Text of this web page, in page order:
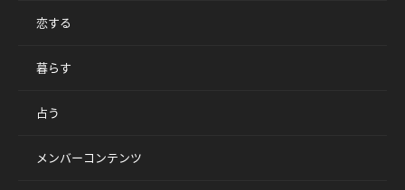
恋する
暮らす
占う
メンバーコンテンツ